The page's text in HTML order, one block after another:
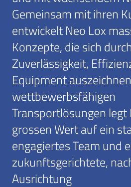
Gemeinsam mit ihren
entwickelt Neo Lox
Konzepte, die sich durch
Zuverlässigkeit,
Equipment
wettbewerbsfähigen
Transportlösungen legt
grossen Wert auf ein
engagiertes Team und
zukunftsgerichtete,
Ausrichtung